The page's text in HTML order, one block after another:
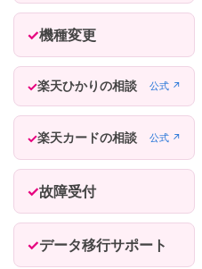
機種変更
楽天ひかりの相談 公式 ↗
楽天カードの相談 公式 ↗
故障受付
データ移行サポート